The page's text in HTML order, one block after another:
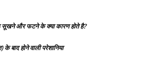
सूखने और फटने के क्या कारण होते है?
के बाद होने वाली परेशानिया